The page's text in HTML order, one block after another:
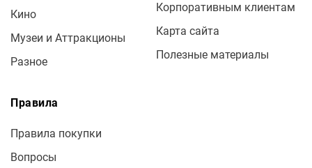
Кино
Музеи и Аттракционы
Разное
Корпоративным клиентам
Карта сайта
Полезные материалы
Правила
Правила покупки
Вопросы